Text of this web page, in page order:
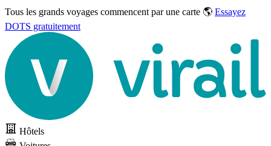
Tous les grands voyages commencent par une carte 🌎 Essayez
DOTS gratuitement
Hôtels